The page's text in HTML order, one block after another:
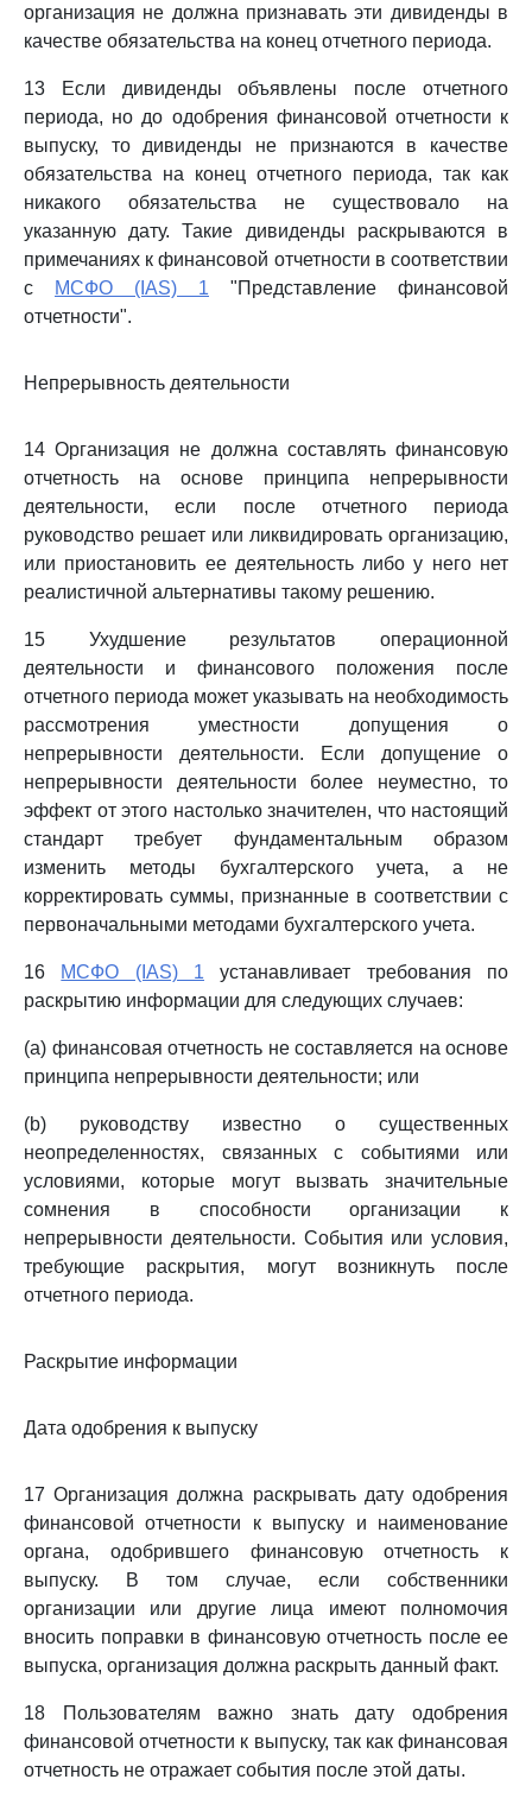
организация не должна признавать эти дивиденды в
качестве обязательства на конец отчетного периода.
13 Если дивиденды объявлены после отчетного
периода, но до одобрения финансовой отчетности к
выпуску, то дивиденды не признаются в качестве
обязательства на конец отчетного периода, так как
никакого обязательства не существовало на
указанную дату. Такие дивиденды раскрываются в
примечаниях к финансовой отчетности в соответствии
с
МСФО (IAS) 1 "Представление финансовой
отчетности".
Непрерывность деятельности
14 Организация не должна составлять финансовую
отчетность на основе принципа непрерывности
деятельности, если после отчетного периода
руководство решает или ликвидировать организацию,
или приостановить ее деятельность либо у него нет
реалистичной альтернативы такому решению.
15 Ухудшение результатов операционной
деятельности и финансового положения после
отчетного периода может указывать на необходимость
рассмотрения уместности допущения о
непрерывности деятельности. Если допущение о
непрерывности деятельности более неуместно, то
эффект от этого настолько значителен, что настоящий
стандарт требует фундаментальным образом
изменить методы бухгалтерского учета, а не
корректировать суммы, признанные в соответствии с
первоначальными методами бухгалтерского учета.
16 МСФО (IAS) 1 устанавливает требования по
раскрытию информации для следующих случаев:
(a) финансовая отчетность не составляется на основе
принципа непрерывности деятельности; или
(b) руководству известно о существенных
неопределенностях, связанных с событиями или
условиями, которые могут вызвать значительные
сомнения в способности организации к
непрерывности деятельности. События или условия,
требующие раскрытия, могут возникнуть после
отчетного периода.
Раскрытие информации
Дата одобрения к выпуску
17 Организация должна раскрывать дату одобрения
финансовой отчетности к выпуску и наименование
органа, одобрившего финансовую отчетность к
выпуску. В том случае, если собственники
организации или другие лица имеют полномочия
вносить поправки в финансовую отчетность после ее
выпуска, организация должна раскрыть данный факт.
18 Пользователям важно знать дату одобрения
финансовой отчетности к выпуску, так как финансовая
отчетность не отражает события после этой даты.